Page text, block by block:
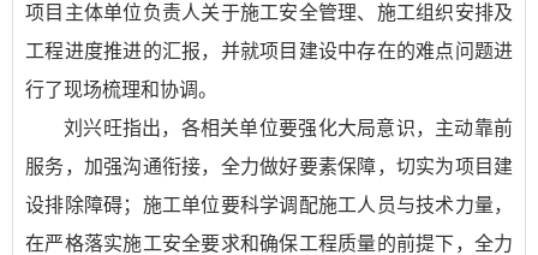
项目主体单位负责人关于施工安全管理、施工组织安排及
工程进度推进的汇报，并就项目建设中存在的难点问题进
行了现场梳理和协调。
刘兴旺指出，各相关单位要强化大局意识，主动靠前
服务，加强沟通衔接，全力做好要素保障，切实为项目建
设排除障碍；施工单位要科学调配施工人员与技术力量，
在严格落实施工安全要求和确保工程质量的前提下，全力